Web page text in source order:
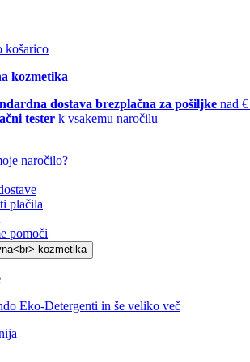
košarico
kozmetika
dostava brezplačna za pošiljke nad
tester k vsakemu naročilu
naročilo?
plačila
pomoči
Eko-Detergenti in še veliko več